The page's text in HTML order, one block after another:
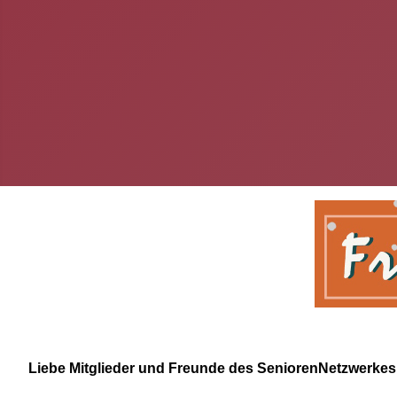
Liebe Mitglieder und Freunde des